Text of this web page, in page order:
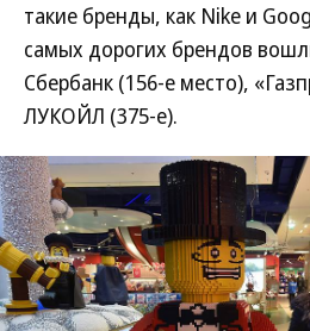
такие бренды, как Nike и
самых дорогих брендов
Сбербанк (156-е место),
ЛУКОЙЛ (375-е).